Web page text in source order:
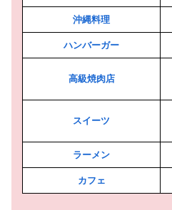
沖縄料理
ハンバーガー
高級焼肉店
スイーツ
ラーメン
カフェ